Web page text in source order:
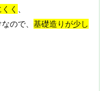
く 、
ので、 基礎造りが少し